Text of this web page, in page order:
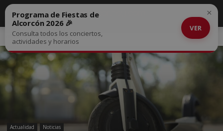
Inicio Actualidad
Actualidad Noticias
Programa de Fiestas de
Alcorcón 2026 🎉
Consulta todos los conciertos,
actividades y horarios
VER
×